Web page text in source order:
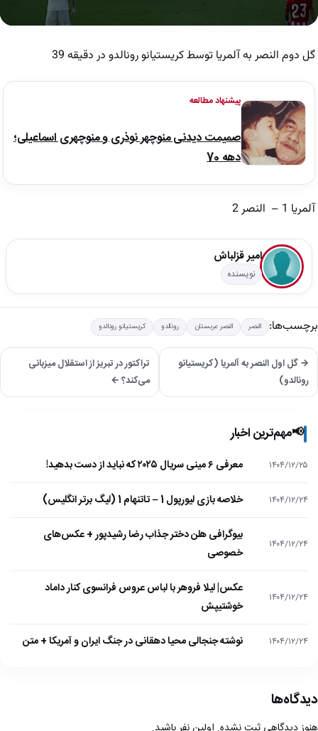
14
گل دوم النصر به آلمریا توسط کریستیانو رونالدو در دقیقه 39
پیشنهاد مطالعه
صمیمت دیدنی منوچهر نوذری و منوچهری اسماعیلی؛
دهه 70
آلمریا 1 – النصر 2
امیر قزلباش
نویسنده
برچسب‌ها: النصر النصر عربستان رونالدو کریستیانو رونالدو
→ گل اول النصر به آلمریا (کریستیانو
رونالدو)
تراکتور در تبریز از استقلال میزبانی
می‌کند؟ ←
📢مهم‌ترین اخبار
۱۴۰۴/۱۲/۲۵ معرفی ۶ مینی سریال ۲۰۲۵ که نباید از دست بدهید!
۱۴۰۴/۱۲/۲۴ خلاصه بازی لیورپول 1 – تاتنهام 1 (لیگ برتر انگلیس)
۱۴۰۴/۱۲/۲۴
بیوگرافی هلن دختر جذاب رضا رشیدپور + عکس‌های
خصوصی
۱۴۰۴/۱۲/۲۴
عکس| لیلا فروهر با لباس عروس فرانسوی کنار داماد
خوشتیپش
۱۴۰۴/۱۲/۲۴ نوشته جنجالی محیا دهقانی در جنگ ایران و آمریکا + متن
دیدگاه‌ها